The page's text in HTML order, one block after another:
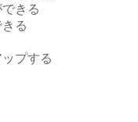
きる
る
プする